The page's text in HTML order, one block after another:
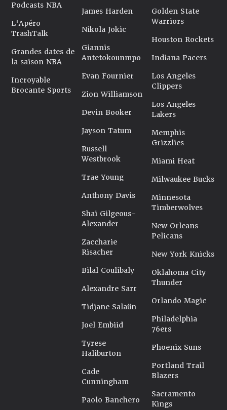
Podcasts NBA
L'Apéro
TrashTalk
Grandes dates de
la saison NBA
Incroyable
Brocante Sports
James Harden
Nikola Jokic
Giannis
Antetokounmpo
Evan Fournier
Zion Williamson
Devin Booker
Jayson Tatum
Russell
Westbrook
Trae Young
Anthony Davis
Shai Gilgeous-
Alexander
Zaccharie
Risacher
Bilal Coulibaly
Alexandre Sarr
Tidjane Salaün
Joel Embiid
Tyrese
Haliburton
Cade
Cunningham
Paolo Banchero
Golden State
Warriors
Houston Rockets
Indiana Pacers
Los Angeles
Clippers
Los Angeles
Lakers
Memphis
Grizzlies
Miami Heat
Milwaukee Bucks
Minnesota
Timberwolves
New Orleans
Pelicans
New York Knicks
Oklahoma City
Thunder
Orlando Magic
Philadelphia
76ers
Phoenix Suns
Portland Trail
Blazers
Sacramento
Kings